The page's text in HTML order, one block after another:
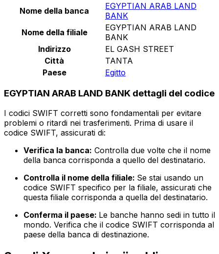
Nome della banca
EGYPTIAN ARAB LAND
BANK
Nome della filiale
EGYPTIAN ARAB LAND
BANK
Indirizzo
EL GASH STREET
Città
TANTA
Paese
Egitto
EGYPTIAN ARAB LAND BANK dettagli del codice
I codici SWIFT corretti sono fondamentali per evitare
problemi o ritardi nei trasferimenti. Prima di usare il
codice SWIFT, assicurati di:
Verifica la banca: Controlla due volte che il nome
della banca corrisponda a quello del destinatario.
Controlla il nome della filiale: Se stai usando un
codice SWIFT specifico per la filiale, assicurati che
questa filiale corrisponda a quella del destinatario.
Conferma il paese: Le banche hanno sedi in tutto il
mondo. Verifica che il codice SWIFT corrisponda al
paese della banca di destinazione.